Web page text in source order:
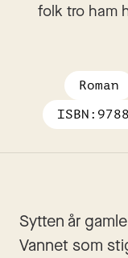
folk tro ham
Roman
ISBN:
Sytten år
Vannet som